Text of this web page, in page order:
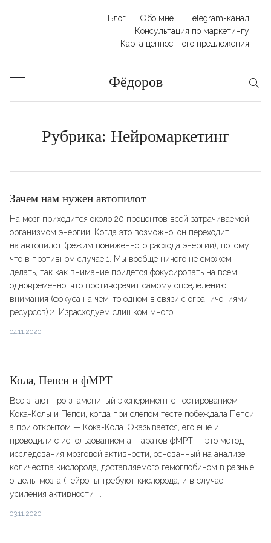
Блог Обо мне
Telegram-канал
Консультация по маркетингу
Карта ценностного предложения
Фёдоров
Рубрика: Нейромаркетинг
Зачем нам нужен автопилот
На мозг приходится около 20 процентов всей затрачиваемой
организмом энергии. Когда это возможно, он переходит
на автопилот (режим пониженного расхода энергии), потому
что в противном случае:1. Мы вообще ничего не сможем
делать, так как внимание придется фокусировать на всем
одновременно, что противоречит самому определению
внимания (фокуса на чем-то одном в связи с ограничениями
ресурсов).2. Израсходуем слишком много ...
04.11.2020
Кола, Пепси и фМРТ
Все знают про знаменитый эксперимент с тестированием
Кока-Колы и Пепси, когда при слепом тесте побеждала Пепси,
а при открытом — Кока-Кола. Оказывается, его еще и
проводили с использованием аппаратов фМРТ — это метод
исследования мозговой активности, основанный на анализе
количества кислорода, доставляемого гемоглобином в разные
отделы мозга (нейроны требуют кислорода, и в случае
усиления активности ...
03.11.2020